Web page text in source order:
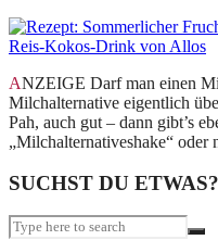
ANZEIGE Darf man einen Milchshake mit einer sogenannten
Milchalternative eigentlich
Pah, auch gut – dann gibt’s
„Milchalternativeshake“ oder
SUCHST DU ETWAS?